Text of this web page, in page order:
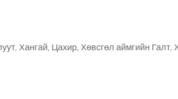
Хангай, Цахир, Хөвсгөл аймгийн Галт,